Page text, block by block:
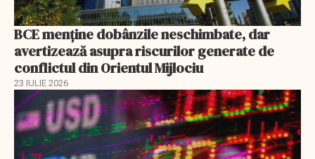
BCE menține dobânzile neschimbate, dar
avertizează asupra riscurilor generate de
conflictul din Orientul Mijlociu
23 IULIE 2026